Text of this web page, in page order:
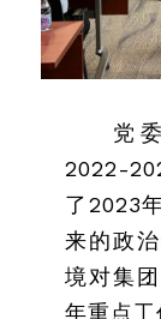
党
2022-
了2023
来的政
境对集
年重点工